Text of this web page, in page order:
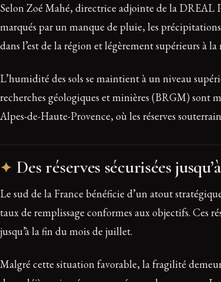
Selon Zoé Mahé, directrice adjointe de la DREAL
marqués par un manque de pluie, les
dans l’est de la région et légèrement supérieurs à la
L’humidité des sols se maintient à un niveau
recherches géologiques et minières (BRGM) sont
Alpes-de-Haute-Provence, où les réserves
Des réserves sécurisées
Le sud de la France bénéficie d’un atout
taux de remplissage conformes aux objectifs. Ces
jusqu’à la fin du mois de juillet.
Malgré cette situation favorable, la fragilité